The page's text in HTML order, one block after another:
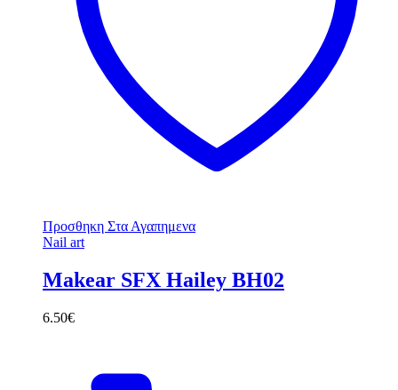
Προσθηκη Στα Αγαπημενα
Nail art
Makear SFX Hailey BH02
6.50€